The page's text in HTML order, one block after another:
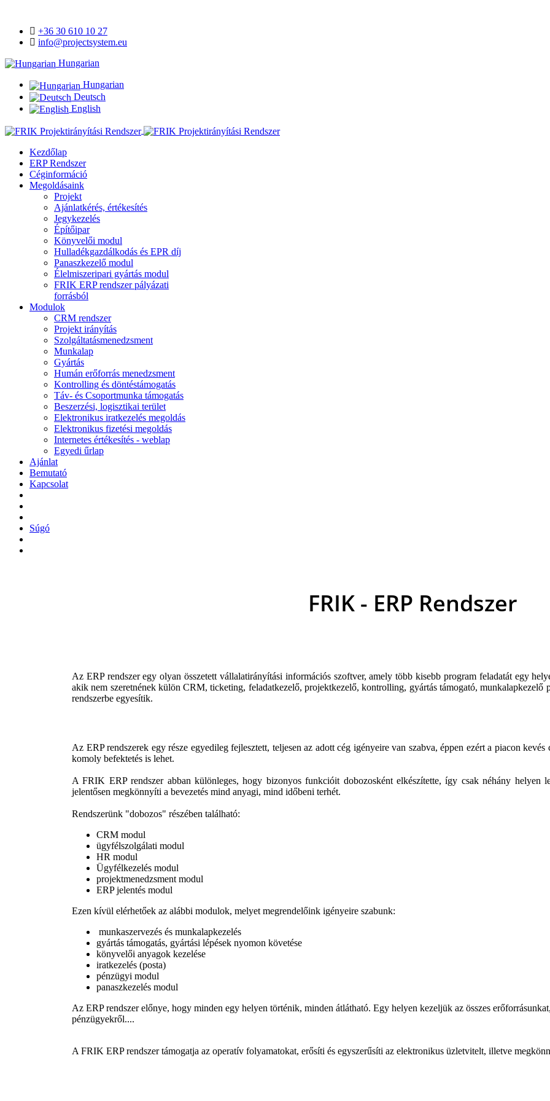
+36 30 610 10 27
info@projectsystem.eu
Hungarian
Hungarian
Deutsch
English
Kezdőlap
ERP Rendszer
Céginformáció
Megoldásaink
Projekt
Ajánlatkérés, értékesítés
Jegykezelés
Építőipar
Könyvelői modul
Hulladékgazdálkodás és EPR díj
Panaszkezelő modul
Élelmiszeripari gyártás modul
FRIK ERP rendszer pályázati
forrásból
Modulok
CRM rendszer
Projekt irányítás
Szolgáltatásmenedzsment
Munkalap
Gyártás
Humán erőforrás menedzsment
Kontrolling és döntéstámogatás
Táv- és Csoportmunka támogatás
Beszerzési, logisztikai terület
Elektronikus iratkezelés megoldás
Elektronikus fizetési megoldás
Internetes értékesítés - weblap
Egyedi űrlap
Ajánlat
Bemutató
Kapcsolat
Súgó
FRIK- ERP Rendszer
Az ERP rendszer egy olyan összetett vállalatirányítási információs szoftver, amely több kisebb program feladatát egy
akik nem szeretnének külön CRM, ticketing, feladatkezelő, projektkezelő, kontrolling, gyártás támogató, munkalapkezelő
rendszerbe egyesítik.
Az ERP rendszerek egy része egyedileg fejlesztett, teljesen az adott cég igényeire van szabva, éppen ezért a piacon
komoly befektetés is lehet.
A FRIK ERP rendszer abban különleges, hogy bizonyos funkcióit dobozosként elkészítette, így csak néhány helyen
jelentősen megkönnyíti a bevezetés mind anyagi, mind időbeni terhét.
Rendszerünk "dobozos" részében található:
CRM modul
ügyfélszolgálati modul
HR modul
Ügyfélkezelés modul
projektmenedzsment modul
ERP jelentés modul
Ezen kívül elérhetőek az alábbi modulok, melyet megrendelőink igényeire szabunk:
munkaszervezés és munkalapkezelés
gyártás támogatás, gyártási lépések nyomon követése
könyvelői anyagok kezelése
iratkezelés (posta)
pénzügyi modul
panaszkezelés modul
Az ERP rendszer előnye, hogy minden egy helyen történik, minden átlátható. Egy helyen kezeljük az összes
pénzügyekről....
A FRIK ERP rendszer támogatja az operatív folyamatokat, erősíti és egyszerűsíti az elektronikus üzletvitelt, illetve